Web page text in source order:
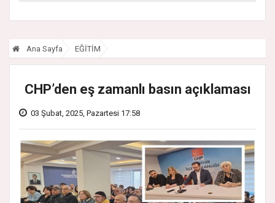
Ana Sayfa EĞİTİM
CHP’den eş zamanlı basın açıklaması
03 Şubat, 2025, Pazartesi 17:58